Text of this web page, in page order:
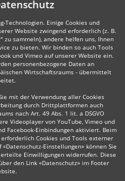
Technologien. Einige Cookies und
Website zwingend erforderlich (z. B.
sammeln), andere helfen uns, Ihnen
zu bieten. Wir binden so auch Tools
und Vimeo auf unserer Website ein.
personenbezogene Daten an
Wirtschaftsraums - übermittelt
mit der Verwendung aller Cookies
durch Drittplattformen auch
nach Art. 49 Abs. 1 lit. a DSGVO
Videoplayer von YouTube, Vimeo und
Facebook-Einbindungen aktiviert. Beim
Cookies und Tools externer
Einstellungen» können Sie
Einwilligungen widerrufen. Diese
den Link «Datenschutz» im Footer